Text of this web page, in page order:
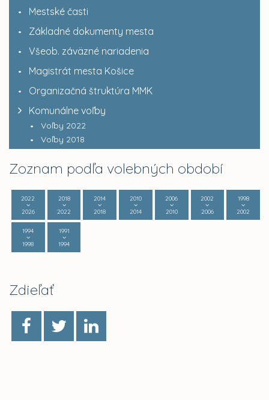
Mestské časti
Základné dokumenty mesta
Všeob. záväzné nariadenia
Magistrát mesta Košice
Organizačná štruktúra MMK
Komunálne voľby
Voľby 2022
Voľby 2018
Zoznam podľa volebných období
2022
2026
2018
2022
2014
2018
2010
2014
2006
2010
2002
2006
1998
2002
1994
1998
1991
1994
Zdieľať